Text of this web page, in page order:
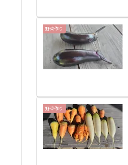
野菜作り
野菜作り